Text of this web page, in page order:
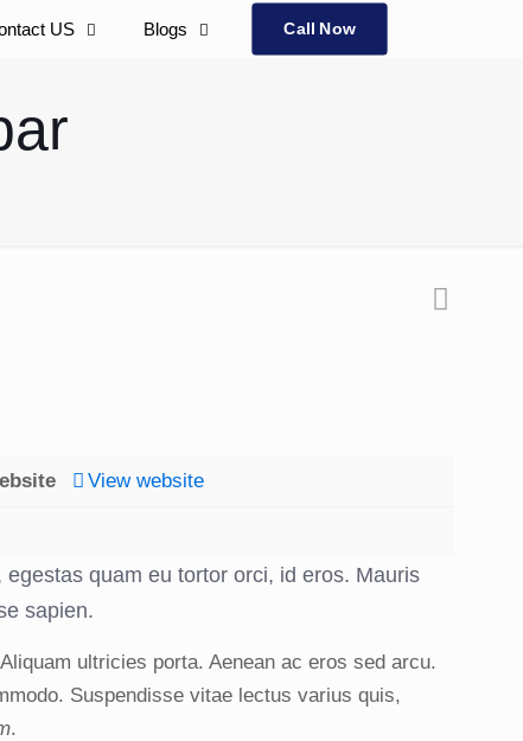
US Blogs Call Now
View website
quam eu tortor orci, id eros. Mauris
sapien.
ultricies porta. Aenean ac eros sed arcu.
Suspendisse vitae lectus varius quis,
.